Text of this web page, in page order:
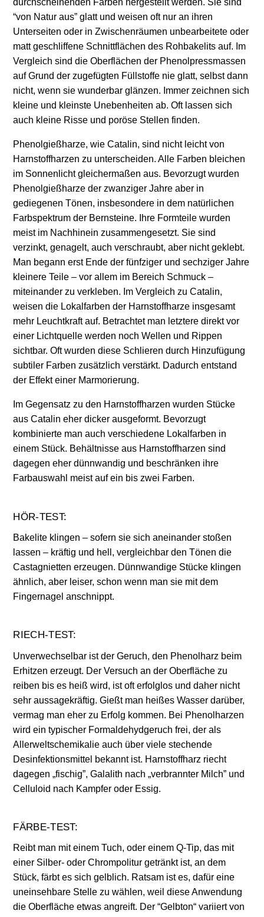
durchscheinenden Farben hergestellt werden. Sie sind
“von Natur aus” glatt und weisen oft nur an ihren
Unterseiten oder in Zwischenräumen unbearbeitete oder
matt geschliffene Schnittflächen des Rohbakelits auf. Im
Vergleich sind die Oberflächen der Phenolpressmassen
auf Grund der zugefügten Füllstoffe nie glatt, selbst dann
nicht, wenn sie wunderbar glänzen. Immer zeichnen sich
kleine und kleinste Unebenheiten ab. Oft lassen sich
auch kleine Risse und poröse Stellen finden.
Phenolgießharze, wie Catalin, sind nicht leicht von
Harnstoffharzen zu unterscheiden. Alle Farben bleichen
im Sonnenlicht gleichermaßen aus. Bevorzugt wurden
Phenolgießharze der zwanziger Jahre aber in
gediegenen Tönen, insbesondere in dem natürlichen
Farbspektrum der Bernsteine. Ihre Formteile wurden
meist im Nachhinein zusammengesetzt. Sie sind
verzinkt, genagelt, auch verschraubt, aber nicht geklebt.
Man begann erst Ende der fünfziger und sechziger Jahre
kleinere Teile – vor allem im Bereich Schmuck –
miteinander zu verkleben. Im Vergleich zu Catalin,
weisen die Lokalfarben der Harnstoffharze insgesamt
mehr Leuchtkraft auf. Betrachtet man letztere direkt vor
einer Lichtquelle werden noch Wellen und Rippen
sichtbar. Oft wurden diese Schlieren durch Hinzufügung
subtiler Farben zusätzlich verstärkt. Dadurch entstand
der Effekt einer Marmorierung.
Im Gegensatz zu den Harnstoffharzen wurden Stücke
aus Catalin eher dicker ausgeformt. Bevorzugt
kombinierte man auch verschiedene Lokalfarben in
einem Stück. Behältnisse aus Harnstoffharzen sind
dagegen eher dünnwandig und beschränken ihre
Farbauswahl meist auf ein bis zwei Farben.
HÖR-TEST:
Bakelite klingen – sofern sie sich aneinander stoßen
lassen – kräftig und hell, vergleichbar den Tönen die
Castagnietten erzeugen. Dünnwandige Stücke klingen
ähnlich, aber leiser, schon wenn man sie mit dem
Fingernagel anschnippt.
RIECH-TEST:
Unverwechselbar ist der Geruch, den Phenolharz beim
Erhitzen erzeugt. Der Versuch an der Oberfläche zu
reiben bis es heiß wird, ist oft erfolglos und daher nicht
sehr aussagekräftig. Gießt man heißes Wasser darüber,
vermag man eher zu Erfolg kommen. Bei Phenolharzen
wird ein typischer Formaldehydgeruch frei, der als
Allerweltschemikalie auch über viele stechende
Desinfektionsmittel bekannt ist. Harnstoffharz riecht
dagegen „fischig”, Galalith nach „verbrannter Milch” und
Celluloid nach Kampfer oder Essig.
FÄRBE-TEST:
Reibt man mit einem Tuch, oder einem Q-Tip, das mit
einer Silber- oder Chrompolitur getränkt ist, an dem
Stück, färbt es sich gelblich. Ratsam ist es, dafür eine
uneinsehbare Stelle zu wählen, weil diese Anwendung
die Oberfläche etwas angreift. Der “Gelbton“ variiert von